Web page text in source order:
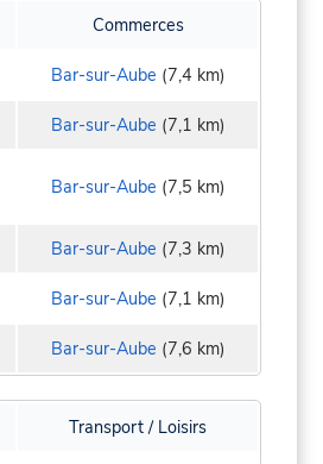
Commerces
Bar-sur-Aube (7,4 km)
Bar-sur-Aube (7,1 km)
Bar-sur-Aube (7,5 km)
Bar-sur-Aube (7,3 km)
Bar-sur-Aube (7,1 km)
Bar-sur-Aube (7,6 km)
Transport / Loisirs